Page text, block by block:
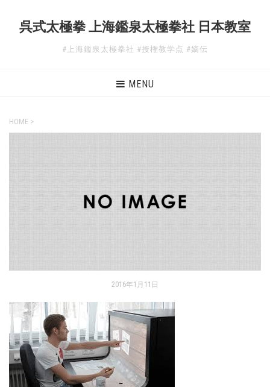
呉式太極拳 上海鑑泉太極拳社 日本教室
#上海鑑泉太極拳社 #授権教学点 #嫡伝
MENU
HOME >
2016年1月11日